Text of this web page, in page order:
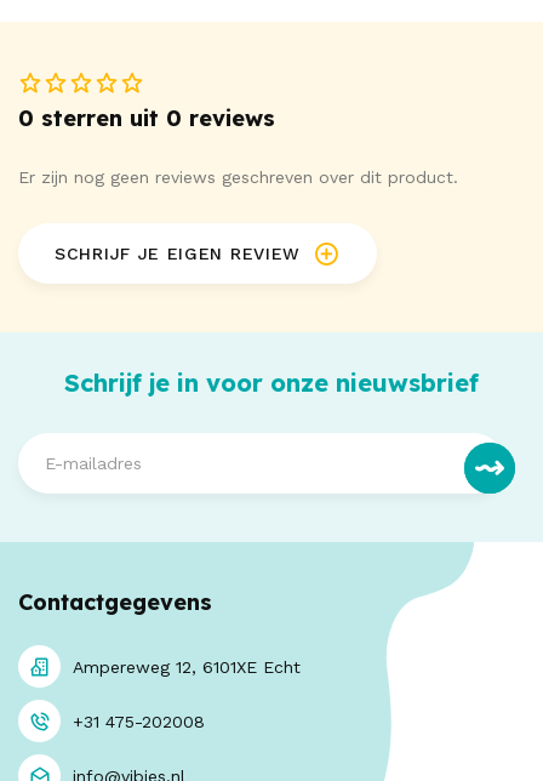
0 sterren uit 0 reviews
Er zijn nog geen reviews geschreven over dit product.
SCHRIJF JE EIGEN REVIEW
Schrijf je in voor onze nieuwsbrief
Contactgegevens
Ampereweg 12, 6101XE Echt
+31 475-202008
info@vibies.nl